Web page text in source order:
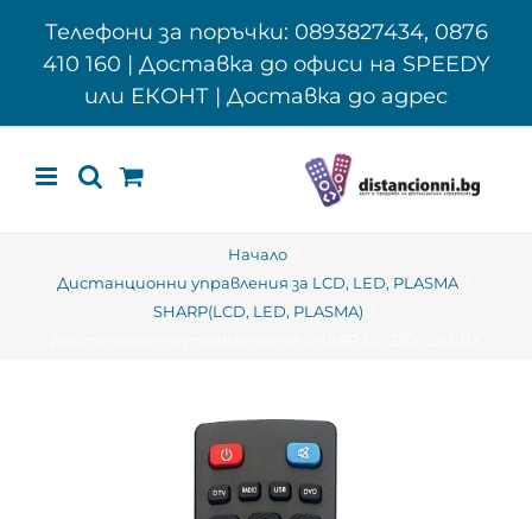
Телефони за поръчки: 0893827434, 0876
410 160 | Доставка до офиси на SPEEDY
или ЕКОНТ | Доставка до адрес
Начало
Дистанционни управления за LCD, LED, PLASMA
SHARP(LCD, LED, PLASMA)